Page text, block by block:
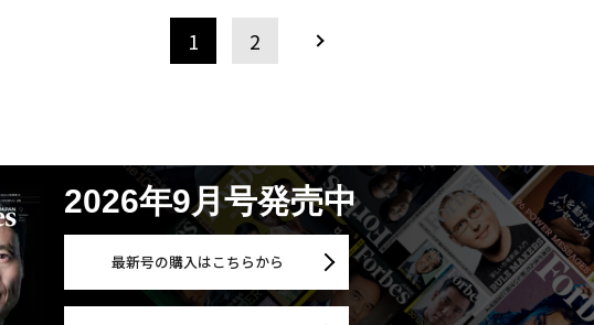
1 2
2026年9月号発売中
最新号の購入はこちらから